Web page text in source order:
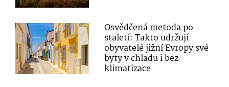
Osvědčená metoda po
staletí: Takto udržují
obyvatelé jižní Evropy své
byty v chladu i bez
klimatizace